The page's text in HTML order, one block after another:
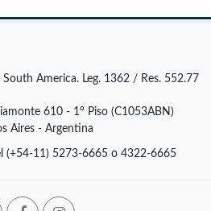
South America. Leg. 1362 / Res. 552.77
610 - 1° Piso (C1053ABN)
Aires - Argentina
(+54-11) 5273-6665 o 4322-6665